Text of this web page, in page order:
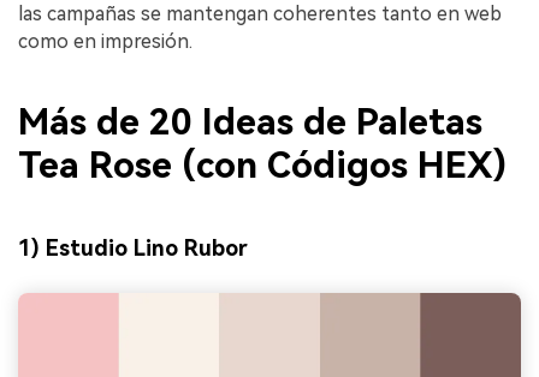
las campañas se mantengan coherentes tanto en web
como en impresión.
Más de 20 Ideas de Paletas
Tea Rose (con Códigos HEX)
1) Estudio Lino Rubor